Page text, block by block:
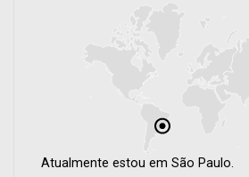
Atualmente estou em São Paulo.